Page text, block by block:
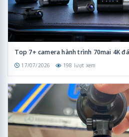
Top 7+ camera hành trình 70mai 4K
17/07/2026 198 lượt xem